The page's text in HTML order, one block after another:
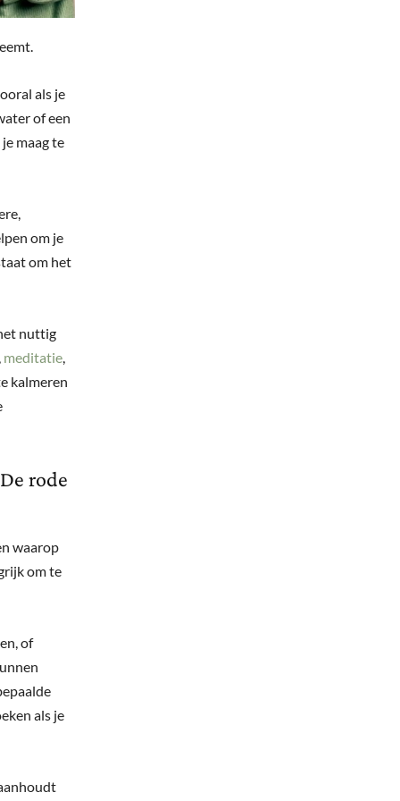
als je
of een
maag te
om je
om het
nuttig
meditatie,
kalmeren
rode
waarop
om te
of
als je